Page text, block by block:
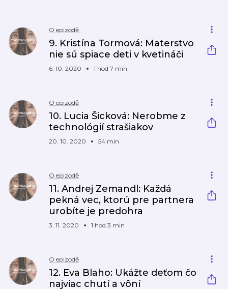
O epizodě
9. Kristína Tormová: Materstvo
nie sú spiace deti v kvetináči
6. 10. 2020 1 hod 7 min
O epizodě
10. Lucia Šicková: Nerobme z
technológií strašiakov
20. 10. 2020 54 min
O epizodě
11. Andrej Zemandl: Každá
pekná vec, ktorú pre partnera
urobíte je predohra
3. 11. 2020 1 hod 3 min
O epizodě
12. Eva Blaho: Ukážte deťom čo
najviac chutí a vôní